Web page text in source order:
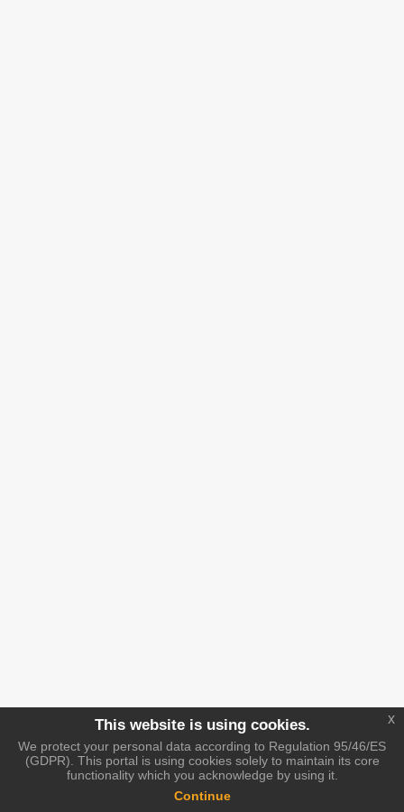
This website is using cookies.
We protect your personal data according to Regulation 95/46/ES
(GDPR). This portal is using cookies solely to maintain its core
functionality which you acknowledge by using it.
Continue
x